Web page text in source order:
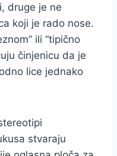
druge je ne
koji je rado nose.
ili “tipično
činjenicu da je
lice jednako
stvaraju